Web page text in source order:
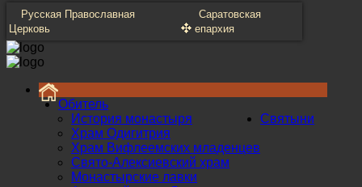
Русская Православная
Церковь
Саратовская
епархия
Обитель
История монастыря
Храм Одигитрия
Храм Вифлеемских младенцев
Свято-Алексиевский храм
Монастырские лавки
Святыни